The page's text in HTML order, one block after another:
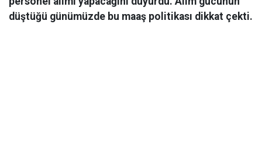
düştüğü günümüzde bu maaş politikası dikkat çekti.